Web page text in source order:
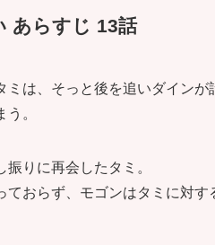
あらすじ 13話
は、そっと後を追いダイン
。
りに再会したタミ。
おらず、モゴンはタミに対